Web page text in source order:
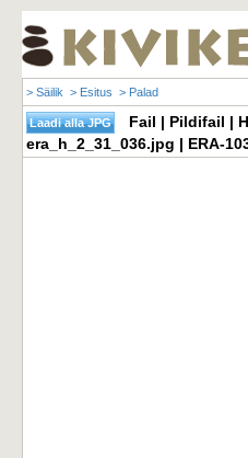
> Säilik > Esitus > Palad
Fail | Pildifail |
era_h_2_31_036.jpg | ERA-